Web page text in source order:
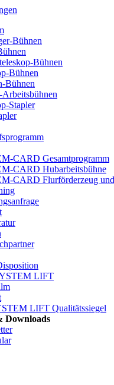
Bühnen
Bühnen
Bühnen
Bühnen
Arbeitsbühnen
Stapler
CARD Gesamtprogramm
CARD Hubarbeitsbühne
CARD Flurförderzeug
LIFT
LIFT Qualitätssiegel
Downloads